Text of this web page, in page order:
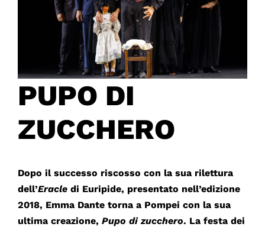
PUPO DI
ZUCCHERO
Dopo il successo riscosso con la sua rilettura
dell’Eracle di Euripide, presentato nell’edizione
2018, Emma Dante torna a Pompei con la sua
ultima creazione, Pupo di zucchero. La festa dei